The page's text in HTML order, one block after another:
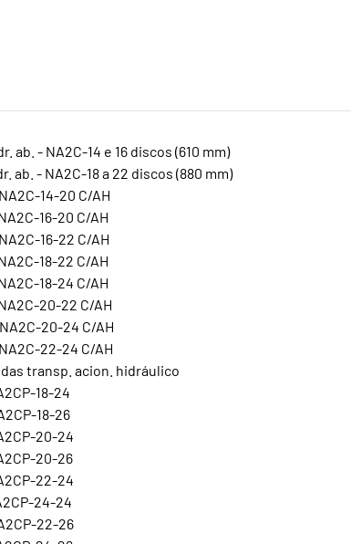
ab. - NA2C-14 e 16 discos (610 mm)
ab. - NA2C-18 a 22 discos (880 mm)
14-20 C/AH
16-20 C/AH
16-22 C/AH
18-22 C/AH
18-24 C/AH
20-22 C/AH
20-24 C/AH
22-24 C/AH
transp. acion. hidráulico
18-24
18-26
20-24
20-26
22-24
24-24
22-26